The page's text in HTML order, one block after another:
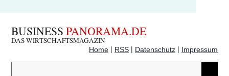
BUSINESS PANORAMA.DE
DAS WIRTSCHAFTSMAGAZIN
Home | RSS | Datenschutz | Impressum